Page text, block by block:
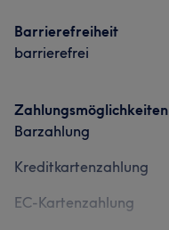
Barrierefreiheit
barrierefrei
Zahlungsmöglichkeiten
Barzahlung
Kreditkartenzahlung
EC-Kartenzahlung